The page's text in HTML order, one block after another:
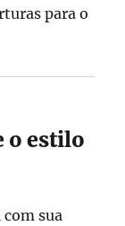
para o
o estilo
com sua